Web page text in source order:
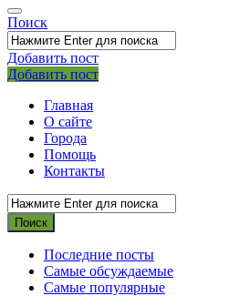
погибших
2022-
2026,
Новости
СВО
Поиск
Добавить пост
Мобильное
меню
Выйти
Добавить пост
Главная
О сайте
Города
Помощь
Контакты
Последние посты
Самые обсуждаемые
Самые популярные